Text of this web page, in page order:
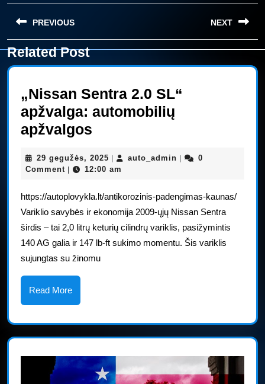
Navigacija
tarp
įrašų
PREVIOUS
Previous
post:
NEXT
Next
post:
Related Post
„Nissan Sentra 2.0 SL“
apžvalga: automobilių
apžvalgos
2.0
apžvalga:
automobilių
apžvalgos
29 gegužės, 2025 29
gegužės,
auto_admin auto_admin
0
Comment
12:00 am
https://autoplovykla.lt/antikorozinis-padengimas-kaunas/
Variklio savybės ir ekonomija 2009-ųjų Nissan Sentra
širdis – tai 2,0 litrų keturių cilindrų variklis, pasižymintis
140 AG galia ir 147 lb-ft sukimo momentu. Šis variklis
sujungtas su žinomu
Read MoreRead
More